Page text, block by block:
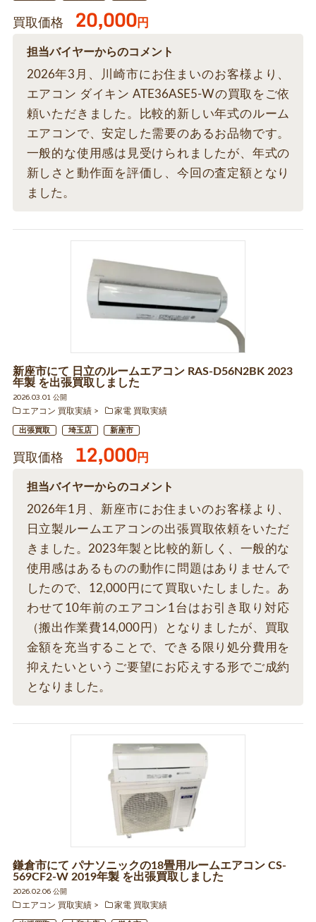
買取価格 20,000円
担当バイヤーからのコメント
2026年3月、川崎市にお住まいのお客様より、
エアコン ダイキン ATE36ASE5-Wの買取をご依
頼いただきました。比較的新しい年式のルーム
エアコンで、安定した需要のあるお品物です。
一般的な使用感は見受けられましたが、年式の
新しさと動作面を評価し、今回の査定額となり
ました。
新座市にて 日立のルームエアコン RAS-D56N2BK 2023
年製 を出張買取しました
2026.03.01 公開
エアコン 買取実績
家電 買取実績
出張買取 埼玉店 新座市
買取価格 12,000円
担当バイヤーからのコメント
2026年1月、新座市にお住まいのお客様より、
日立製ルームエアコンの出張買取依頼をいただ
きました。2023年製と比較的新しく、一般的な
使用感はあるものの動作に問題はありませんで
したので、12,000円にて買取いたしました。あ
わせて10年前のエアコン1台はお引き取り対応
（搬出作業費14,000円）となりましたが、買取
金額を充当することで、できる限り処分費用を
抑えたいというご要望にお応えする形でご成約
となりました。
鎌倉市にて パナソニックの18畳用ルームエアコン CS-
569CF2-W 2019年製 を出張買取しました
2026.02.06 公開
エアコン 買取実績
家電 買取実績